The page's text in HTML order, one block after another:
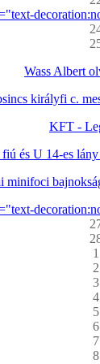
Wass Albert
királyfi c.
KFT -
és U 14-es
minifoci
1
2
3
4
5
6
7
8